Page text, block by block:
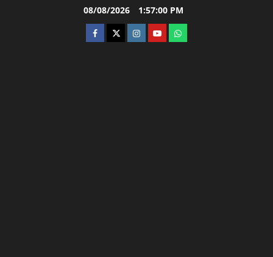
08/08/2026 1:57:01 PM
facebooktwitterinstagram.com
youtubewhatsapp